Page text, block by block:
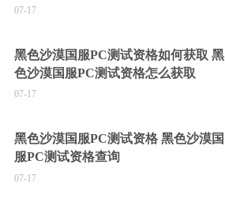
07-17
黑色沙漠国服PC测试资格如何获取 黑
色沙漠国服PC测试资格怎么获取
07-17
黑色沙漠国服PC测试资格 黑色沙漠国
服PC测试资格查询
07-17